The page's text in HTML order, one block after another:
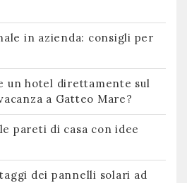
in azienda: consigli per
un hotel direttamente sul
a Gatteo Mare?
pareti di casa con idee
dei pannelli solari ad